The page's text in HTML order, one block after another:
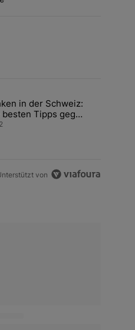
Artikel der letzten 7 days.
Verkauf von WM-Anteilen" mit 2
mit dem Titel "Tanken in der
in der Schweiz:
besten Tipps gegen
Sprit
2
von